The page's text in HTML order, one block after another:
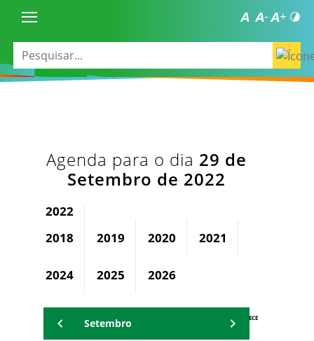
Agenda para o dia 29 de
Setembro de 2022
2022
2018
2019 2020 2021
2024 2025 2026
AGENDA IPECE
Setembro